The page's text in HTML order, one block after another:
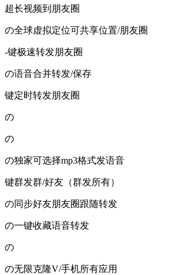
超长视频到朋友圈
の全球虚拟定位可共享位置/朋友圈
-键极速转发朋友圈
の语音合并转发/保存
键定时转发朋友圈
の
の
の独家可选择mp3格式发语音
键群发群/好友（群发所有）
の同步好友朋友圈跟随转发
の一键收藏语音转发
の
の无限克隆V/手机所有应用